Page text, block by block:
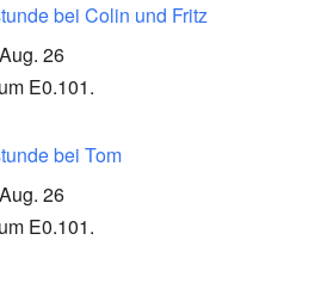
bei Colin und Fritz
26
E0.101.
bei Tom
26
E0.101.